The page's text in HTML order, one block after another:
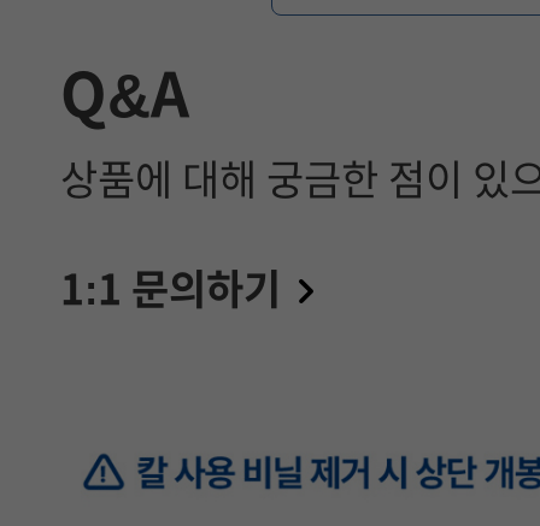
Q&A
상품에 대해 궁금한 점이 있
1:1 문의하기